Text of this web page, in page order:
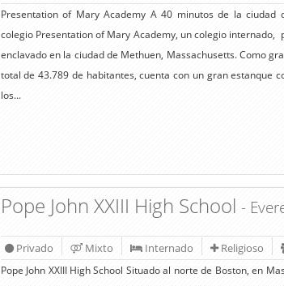
Presentation of Mary Academy A 40 minutos de la ciudad
colegio Presentation of Mary Academy, un colegio internado,
enclavado en la ciudad de Methuen, Massachusetts. Como
total de 43.789 de habitantes, cuenta con un gran estanque
los...
Pope John XXIII High School -
Privado Mixto Internado Religioso
Pope John XXIII High School Situado al norte de Boston, en